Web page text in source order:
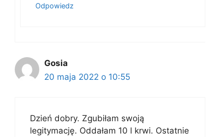
Odpowiedz
Gosia
20 maja 2022 o 10:55
Dzień dobry. Zgubiłam swoją
legitymację. Oddałam 10 l krwi. Ostatnie